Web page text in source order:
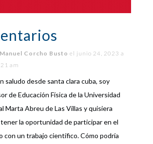
Corcho Busto el junio 24, 2023 a
am
saludo desde santa clara cuba, soy
de Educación Física de la Universidad
Marta Abreu de Las Villas y quisiera
la oportunidad de participar en el
con un trabajo científico. Cómo podría